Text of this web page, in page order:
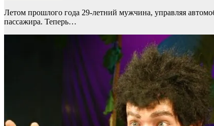
Летом прошлого года 29-летний мужчина, управляя
пассажира. Теперь…